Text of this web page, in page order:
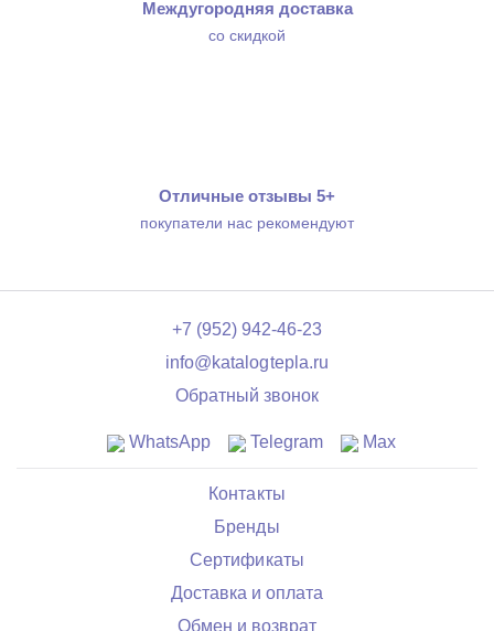
Междугородняя доставка
со скидкой
Отличные отзывы 5+
покупатели нас рекомендуют
+7 (952) 942-46-23
info@katalogtepla.ru
Обратный звонок
WhatsApp Telegram Max
Контакты
Бренды
Сертификаты
Доставка и оплата
Обмен и возврат